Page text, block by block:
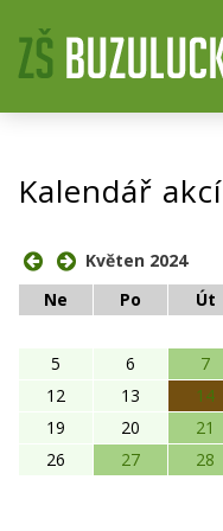
Kalendář akcí
Květen 2024
Ne
Po Út
5
6 7
12
13 14
19
20 21
26
27 28